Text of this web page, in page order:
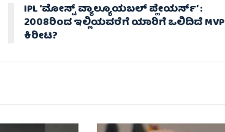
IPL ‘ಮೋಸ್ಟ್ ವ್ಯಾಲ್ಯೂಯಬಲ್ ಪ್ಲೇಯರ್ಸ್’ :
2008ರಿಂದ ಇಲ್ಲಿಯವರೆಗೆ ಯಾರಿಗೆ ಒಲಿದಿದೆ MVP
ಕಿರೀಟ?